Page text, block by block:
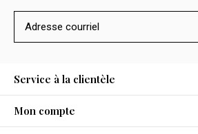
Service à la clientèle
Mon compte